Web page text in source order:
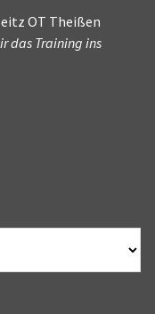
OT Theißen
das Training ins